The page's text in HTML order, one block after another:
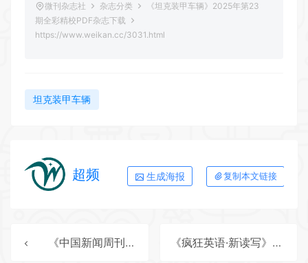
微刊杂志社 杂志分类
《坦克装甲车辆》2025年第23
期全彩精校PDF杂志下载
https://www.weikan.cc/3031.html
坦克装甲车辆
超频 生成海报 复制本文链接
《中国新闻周刊》2025年第46期全彩精校PDF杂志下载 《疯狂英语·新读写》2025年第9期全彩精校PDF杂志下载